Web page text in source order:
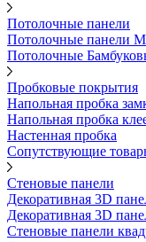
Потолочные панели
Потолочные панели
Потолочные
Пробковые покрытия
Напольная пробка
Напольная пробка
Настенная пробка
Сопутствующие
Стеновые панели
Декоративная 3D
Декоративная 3D
Стеновые панели